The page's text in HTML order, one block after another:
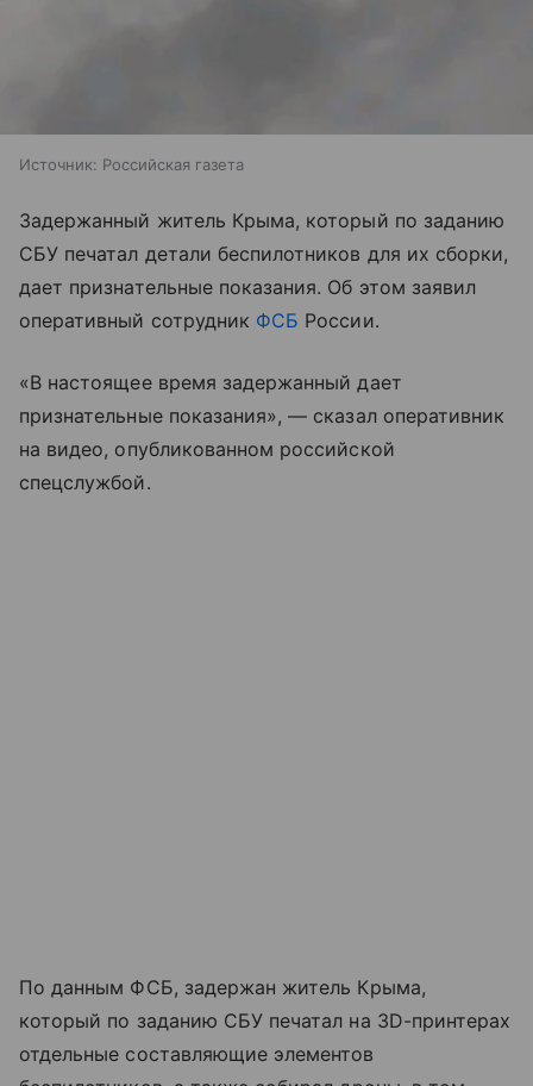
Источник: Российская газета
Задержанный житель Крыма, который по заданию
СБУ печатал детали беспилотников для их сборки,
дает признательные показания. Об этом заявил
оперативный сотрудник ФСБ России.
«В настоящее время задержанный дает
признательные показания», — сказал оперативник
на видео, опубликованном российской
спецслужбой.
По данным ФСБ, задержан житель Крыма,
который по заданию СБУ печатал на 3D-принтерах
отдельные составляющие элементов